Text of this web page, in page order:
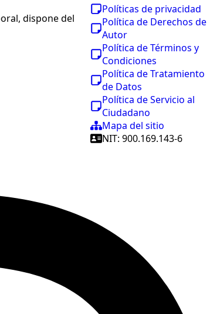
dispone del
Políticas de privacidad
Política de Derechos de
Autor
Política de Términos y
Condiciones
Política de Tratamiento
de Datos
Política de Servicio al
Ciudadano
Mapa del sitio
NIT: 900.169.143-6